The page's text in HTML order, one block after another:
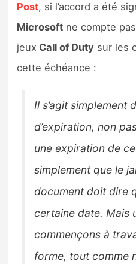
Post, si l’accord a été
Microsoft ne compte
jeux Call of Duty sur les
cette échéance :
Il s’agit simplement
d’expiration, non
une expiration de
simplement que le
document doit dire
certaine date. Mais
commençons à
forme, tout comme